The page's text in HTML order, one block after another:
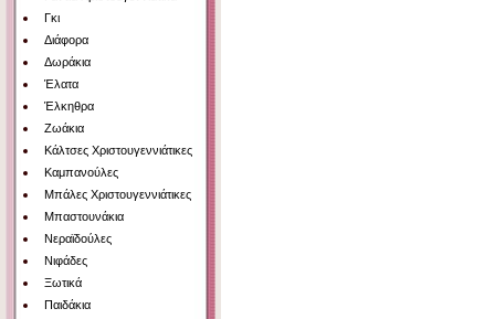
Γκι
Διάφορα
Δωράκια
Έλατα
Έλκηθρα
Ζωάκια
Κάλτσες Χριστουγεννιάτικες
Καμπανούλες
Μπάλες Χριστουγεννιάτικες
Μπαστουνάκια
Νεραϊδούλες
Νιφάδες
Ξωτικά
Παιδάκια